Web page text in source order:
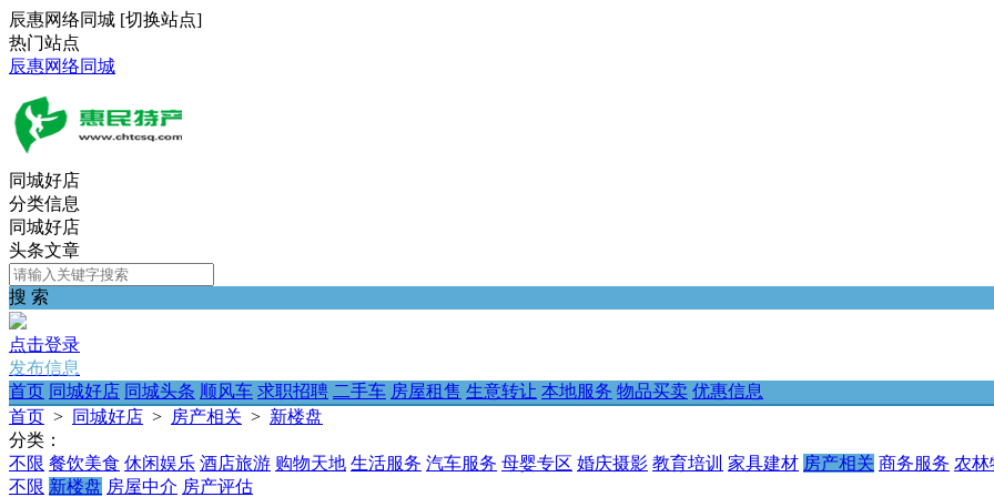
辰惠网络同城 [切换站点]
热门站点
辰惠网络同城
同城好店
分类信息
同城好店
头条文章
搜 索
点击登录
发布信息
首页 同城好店 同城头条 顺风车 求职招聘 二手车 房屋租售 生意转让 本地服务 物品买卖 优惠信息
首页 > 同城好店 > 房产相关 > 新楼盘
分类：
不限 餐饮美食 休闲娱乐 酒店旅游 购物天地 生活服务 汽车服务 母婴专区 婚庆摄影 教育培训 家具建材 房产相关 商务服务 农林
不限 新楼盘 房屋中介 房产评估